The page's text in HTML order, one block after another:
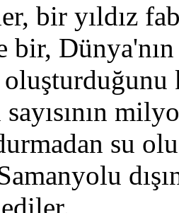
bir yıldız
bir,
su